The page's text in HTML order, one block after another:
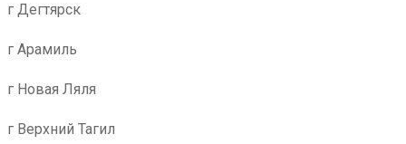
г Дегтярск
г Арамиль
г Новая Ляля
г Верхний Тагил